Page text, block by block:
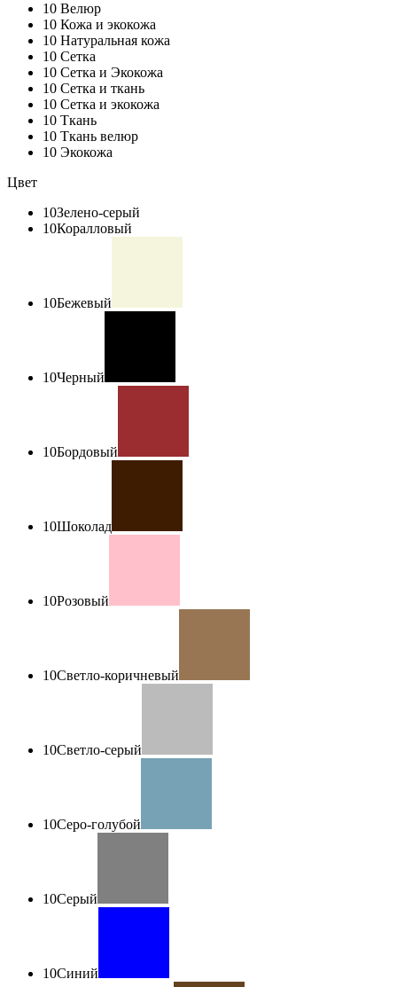
10 Велюр
10 Кожа и экокожа
10 Натуральная кожа
10 Сетка
10 Сетка и Экокожа
10 Сетка и ткань
10 Сетка и экокожа
10 Ткань
10 Ткань велюр
10 Экокожа
Цвет
10Зелено-серый
10Коралловый
10Бежевый
10Черный
10Бордовый
10Шоколад
10Розовый
10Светло-коричневый
10Светло-серый
10Серо-голубой
10Серый
10Синий